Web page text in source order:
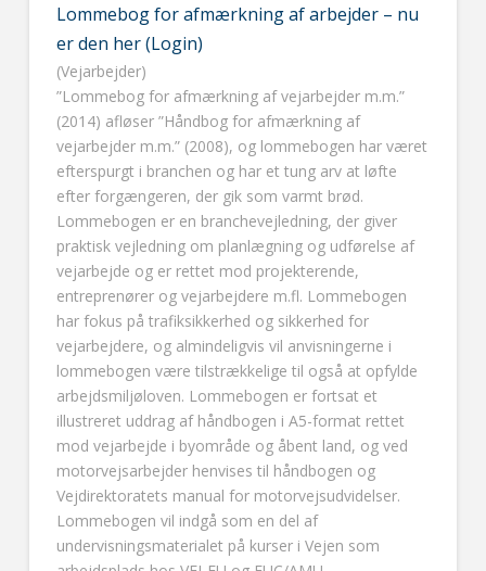
Lommebog for afmærkning af arbejder – nu
er den her (Login)
(Vejarbejder)
”Lommebog for afmærkning af vejarbejder m.m.”
(2014) afløser ”Håndbog for afmærkning af
vejarbejder m.m.” (2008), og lommebogen har været
efterspurgt i branchen og har et tung arv at løfte
efter forgængeren, der gik som varmt brød.
Lommebogen er en branchevejledning, der giver
praktisk vejledning om planlægning og udførelse af
vejarbejde og er rettet mod projekterende,
entreprenører og vejarbejdere m.fl. Lommebogen
har fokus på trafiksikkerhed og sikkerhed for
vejarbejdere, og almindeligvis vil anvisningerne i
lommebogen være tilstrækkelige til også at opfylde
arbejdsmiljøloven. Lommebogen er fortsat et
illustreret uddrag af håndbogen i A5-format rettet
mod vejarbejde i byområde og åbent land, og ved
motorvejsarbejder henvises til håndbogen og
Vejdirektoratets manual for motorvejsudvidelser.
Lommebogen vil indgå som en del af
undervisningsmaterialet på kurser i Vejen som